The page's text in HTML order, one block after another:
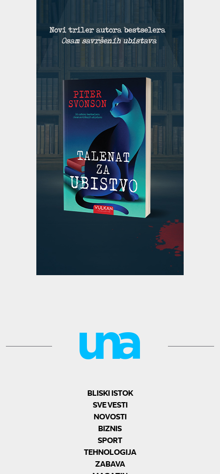
BLISKI ISTOK
SVE VESTI
NOVOSTI
BIZNIS
SPORT
TEHNOLOGIJA
ZABAVA